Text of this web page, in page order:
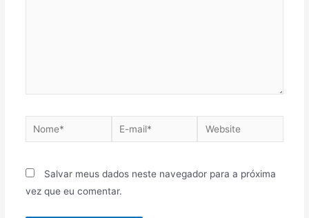
Nome*
E-
mail*
Website
Salvar meus dados neste navegador para a próxima
vez que eu comentar.